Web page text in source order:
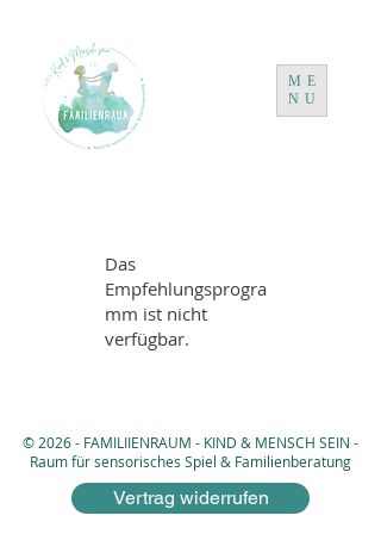
ME
NU
Das
Empfehlungsprogra
mm ist nicht
verfügbar.
© 2026 - FAMILIIENRAUM - KIND & MENSCH SEIN -
Raum für sensorisches Spiel & Familienberatung
Vertrag widerrufen